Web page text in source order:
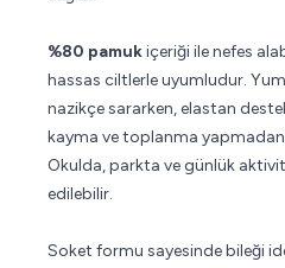
%80 pamukiçeriği ile nefes
hassas ciltlerle uyumludur.
nazikçe sararken, elastan
kayma ve toplanma
Okulda, parkta ve günlük
edilebilir.
Soket formu sayesinde bileği